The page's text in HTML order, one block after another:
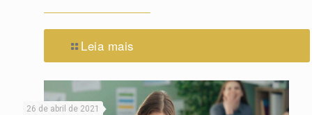
Leia mais
26 de abril de 2021